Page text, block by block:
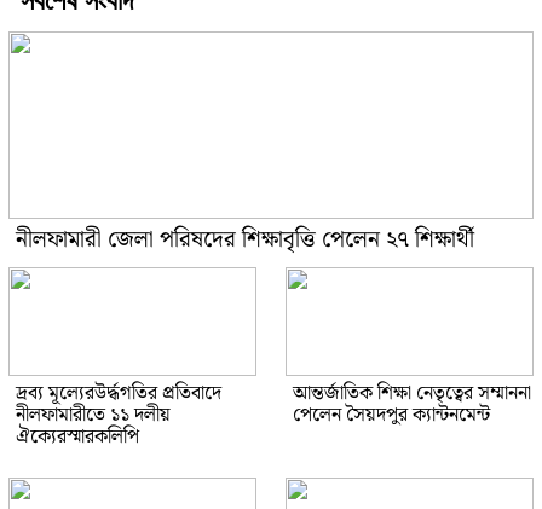
নীলফামারী জেলা পরিষদের শিক্ষাবৃত্তি পেলেন ২৭ শিক্ষার্থী
দ্রব্য মূল্যেরউর্দ্ধগতির প্রতিবাদে
নীলফামারীতে ১১ দলীয়
ঐক্যেরস্মারকলিপি
আন্তর্জাতিক শিক্ষা নেতৃত্বের সম্মাননা
পেলেন সৈয়দপুর ক্যান্টনমেন্ট